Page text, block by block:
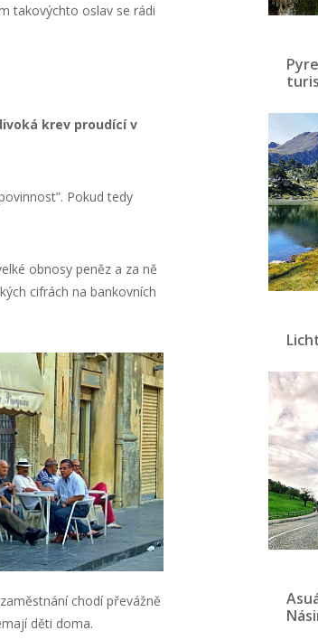
takovýchto oslav se rádi
krev proudící v
Pokud tedy
obnosy peněz a za ně
cifrách na bankovních
chodí převážně
děti doma.